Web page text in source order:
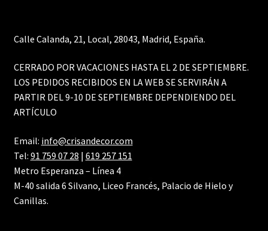
Calle Calanda, 21, Local, 28043, Madrid, España.
CERRADO POR VACACIONES HASTA EL 2 DE SEPTIEMBRE.
LOS PEDIDOS RECIBIDOS EN LA WEB SE SERVIRÁN A
PARTIR DEL 9-10 DE SEPTIEMBRE DEPENDIENDO DEL
ARTÍCULO
Email: info@crisandecor.com
Tel: 91 759 07 28 | 619 257 151
Metro Esperanza – Línea 4
M-40 salida 6 Silvano, Liceo Francés, Palacio de Hielo y
Canillas.